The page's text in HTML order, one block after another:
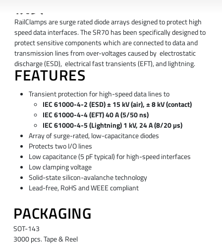
RailClamps are surge rated diode arrays designed to protect high
speed data interfaces. The SR70 has been specifically designed to
protect sensitive components which are connected to data and
transmission lines from over-voltages caused by electrostatic
discharge (ESD), electrical fast transients (EFT), and lightning.
FEATURES
Transient protection for high-speed data lines to
IEC 61000-4-2 (ESD) ± 15 kV (air), ± 8 kV (contact)
IEC 61000-4-4 (EFT) 40 A (5/50 ns)
IEC 61000-4-5 (Lightning) 1 kV, 24 A (8/20 µs)
Array of surge-rated, low-capacitance diodes
Protects two I/O lines
Low capacitance (5 pF typical) for high-speed interfaces
Low clamping voltage
Solid-state silicon-avalanche technology
Lead-free, RoHS and WEEE compliant
PACKAGING
SOT-143
3000 pcs. Tape & Reel